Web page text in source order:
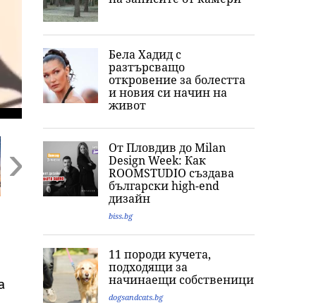
„Спайдър-мен: Нов
ден“ с исторически
дебют от $355
милиона
Дрейк се завърна:
Рапърът изгоря с 1
песни,
Бела Хадид с
разтърсващо
откровение за болестта
и новия си начин на
живот
От Пловдив до Milan
Design Week: Как
ROOMSTUDIO създава
български high-end
дизайн
biss.bg
11 породи кучета,
подходящи за
начинаещи собственици
dogsandcats.bg